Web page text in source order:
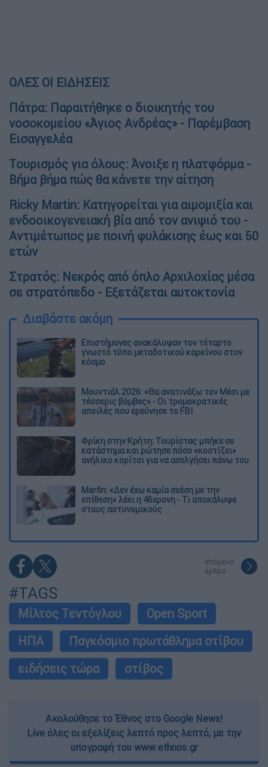
ΟΛΕΣ ΟΙ ΕΙΔΗΣΕΙΣ
Πάτρα: Παραιτήθηκε ο διοικητής του
νοσοκομείου «Άγιος Ανδρέας» - Παρέμβαση
Εισαγγελέα
Τουρισμός για όλους: Άνοιξε η πλατφόρμα -
Βήμα βήμα πώς θα κάνετε την αίτηση
Ricky Martin: Κατηγορείται για αιμομιξία και
ενδοοικογενειακή βία από τον ανιψιό του -
Αντιμέτωπος με ποινή φυλάκισης έως και 50
ετών
Στρατός: Νεκρός από όπλο Αρχιλοχίας μέσα
σε στρατόπεδο - Εξετάζεται αυτοκτονία
Διαβάστε ακόμη
Επιστήμονες ανακάλυψαν τον τέταρτο
γνωστό τύπο μεταδοτικού καρκίνου στον
κόσμο
Μουντιάλ 2026: «Θα ανατινάξω τον Μέσι με
τέσσερις βόμβες» - Οι τρομοκρατικές
απειλές που ερεύνησε το FBI
Φρίκη στην Κρήτη: Τουρίστας μπήκε σε
κατάστημα και ρώτησε πόσο «κοστίζει»
ανήλικο κορίτσι για να ασελγήσει πάνω του
Marfin: «Δεν έχω καμία σχέση με την
επίθεση» λέει η 46χρονη - Τι αποκάλυψε
στους αστυνομικούς
επόμενο
άρθρο
#TAGS
Μίλτος Τεντόγλου
Open Sport
ΗΠΑ
Παγκόσμιο πρωτάθλημα στίβου
ειδήσεις τώρα
στίβος
Ακολούθησε το Έθνος στο Google News!
Live όλες οι εξελίξεις λεπτό προς λεπτό, με την
υπογραφή του www.ethnos.gr